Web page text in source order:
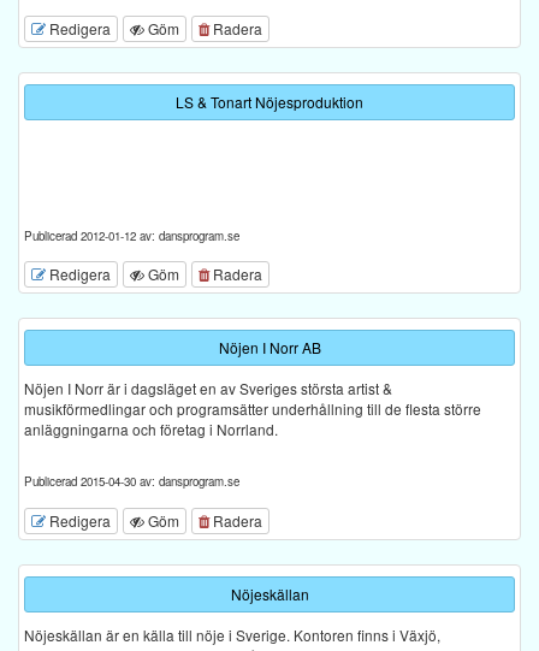
Redigera Göm Radera
LS & Tonart Nöjesproduktion
Publicerad 2012-01-12 av: dansprogram.se
Redigera Göm Radera
Nöjen I Norr AB
Nöjen I Norr är i dagsläget en av Sveriges största artist &
musikförmedlingar och programsätter underhållning till de flesta större
anläggningarna och företag i Norrland.
Publicerad 2015-04-30 av: dansprogram.se
Redigera Göm Radera
Nöjeskällan
Nöjeskällan är en källa till nöje i Sverige. Kontoren finns i Växjö,